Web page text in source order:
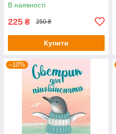
В наявності
225 ₴ 250 ₴
Купити
–10%